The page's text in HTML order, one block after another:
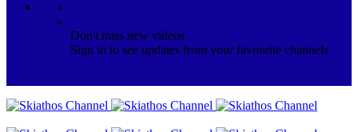
Don't miss new videos
Sign in to see updates from your favourite channels